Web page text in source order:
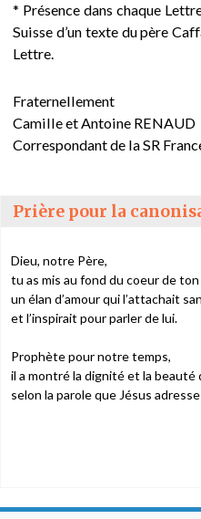
* Présence dans chaque
Suisse d’un texte du père
Lettre.
Fraternellement
Camille et Antoine RENAUD
Correspondant de la SR
Prière pour la
Dieu, notre Père,
tu as mis au fond du coeur de
un élan d’amour qui l’attachait
et l’inspirait pour parler de lui.
Prophète pour notre temps,
il a montré la dignité et la beauté
selon la parole que Jésus